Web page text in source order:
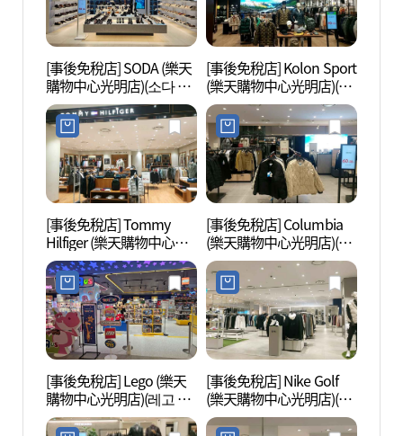
[事後免稅店] SODA (樂天
購物中心光明店)(소다 롯
데몰 광명점)
[事後免稅店] Kolon Sport
(樂天購物中心光明店)(코
오롱스포츠 롯데몰 광명
점)
[事後免稅店] Tommy
Hilfiger (樂天購物中心光
明店)(타미힐피거 롯데몰
광명점)
[事後免稅店] Columbia
(樂天購物中心光明店)(컬
럼비아 롯데몰 광명점)
[事後免稅店] Lego (樂天
購物中心光明店)(레고 롯
데몰 광명점)
[事後免稅店] Nike Golf
(樂天購物中心光明店)(나
이키골프 롯데몰 광명점)